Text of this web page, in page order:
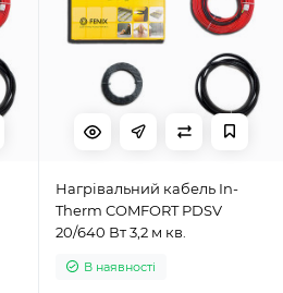
Нагрівальний кабель In-
Therm COMFORT PDSV
20/640 Вт 3,2 м кв.
В наявності